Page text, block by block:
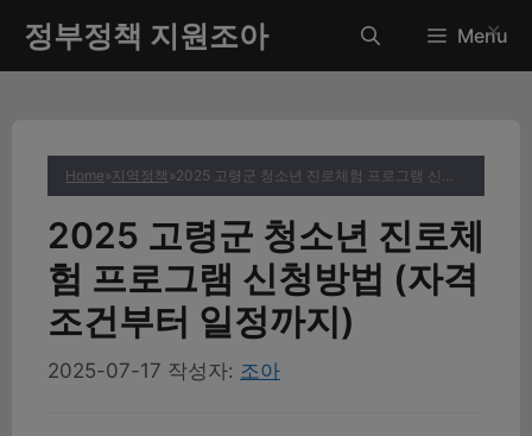
츠
정부정책 지원조아 Menu
Home»지역정책 » 2025 고령군 청소년 진로체험 프로그램 신청방법 (자격조건부터 일정까지)
2025 고령군 청소년 진로체
험 프로그램 신청방법 (자격
조건부터 일정까지)
2025-07-17 작성자: 조아
✕